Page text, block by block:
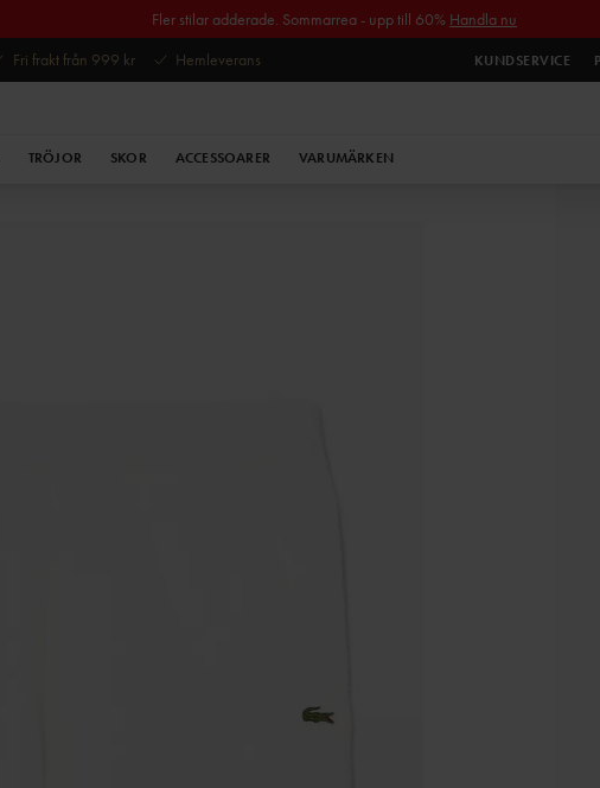
Fler stilar adderade. Sommarrea - upp till 60% Handla nu
Fri frakt från 999 kr Hemleverans KUNDSERVICE
TRÖJOR SKOR ACCESSOARER VARUMÄRKEN